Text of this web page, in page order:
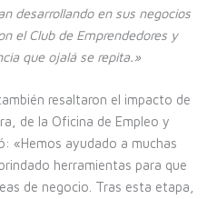
desarrollando en sus negocios
el Club de Emprendedores y
que ojalá se repita.»
resaltaron el impacto de
de la Oficina de Empleo y
«Hemos ayudado a muchas
herramientas para que
de negocio. Tras esta etapa,